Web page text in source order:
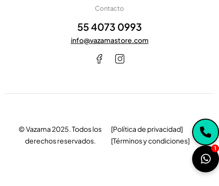
Contacto
55 4073 0993
info@vazamastore.com
© Vazama 2025. Todos los
derechos reservados.
[Política de privacidad]
[Términos y condiciones]
1